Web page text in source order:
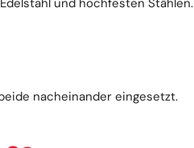
nacheinander eingesetzt.